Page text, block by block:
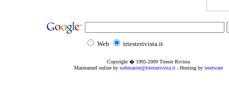
Web triesterivista.it
Copyright � 1995-2009 Trieste Rivista
Maintained online by webmaster@triesterivista.it- Hosting by interware